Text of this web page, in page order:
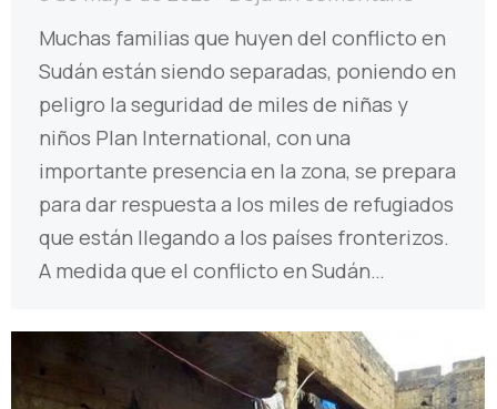
Muchas familias que huyen del conflicto en
Sudán están siendo separadas, poniendo en
peligro la seguridad de miles de niñas y
niños Plan International, con una
importante presencia en la zona, se prepara
para dar respuesta a los miles de refugiados
que están llegando a los países fronterizos.
A medida que el conflicto en Sudán…